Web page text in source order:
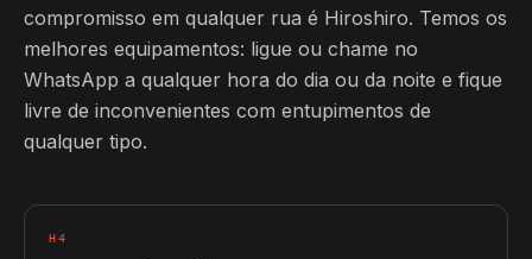
compromisso em qualquer rua é Hiroshiro. Temos os
melhores equipamentos: ligue ou chame no
WhatsApp a qualquer hora do dia ou da noite e fique
livre de inconvenientes com entupimentos de
qualquer tipo.
H4